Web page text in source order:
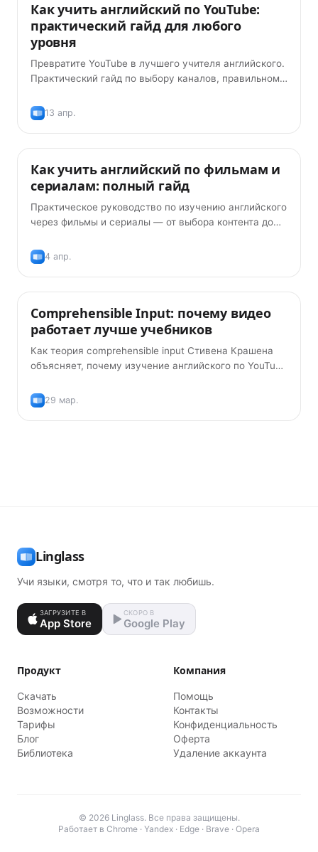
Советы
Как учить английский по YouTube:
практический гайд для любого
уровня
Превратите YouTube в лучшего учителя английского.
Практический гайд по выбору каналов, правильному
видео, которые вам нравятся.
13 апр.
Методики обучения
Как учить английский по фильмам и
сериалам: полный гайд
Практическое руководство по изучению английского
через фильмы и сериалы — от выбора контента до
интервальным повторением.
4 апр.
Методики обучения
Comprehensible Input: почему видео
работает лучше учебников
Как теория comprehensible input Стивена Крашена
объясняет, почему изучение английского по YouTube
29 мар.
Linglass
Учи языки, смотря то, что и так любишь.
ЗАГРУЗИТЕ В
App Store
СКОРО В
Google Play
Продукт
Скачать
Возможности
Тарифы
Блог
Библиотека
Компания
Помощь
Контакты
Конфиденциальность
Оферта
Удаление аккаунта
© 2026 Linglass. Все права защищены.
Работает в Chrome · Yandex · Edge · Brave · Opera